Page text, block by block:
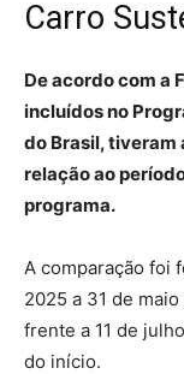
Carro
De acordo com a
incluídos no
do Brasil, tiveram
relação ao
programa.
A comparação foi
2025 a 31 de
frente a 11 de
do início.